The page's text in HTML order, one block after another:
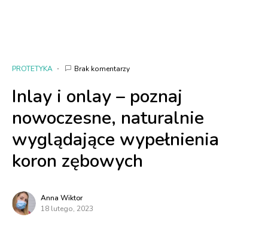
PROTETYKA Brak komentarzy
Inlay i onlay – poznaj
nowoczesne, naturalnie
wyglądające wypełnienia
koron zębowych
Anna Wiktor
18 lutego, 2023